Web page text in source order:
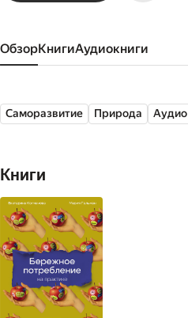
Обзор книги аудиокниги
Саморазвитие Природа Аудио
Книги